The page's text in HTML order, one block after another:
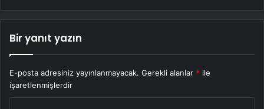
Bir yanıt yazın
E-posta adresiniz yayınlanmayacak. Gerekli alanlar * ile
işaretlenmişlerdir